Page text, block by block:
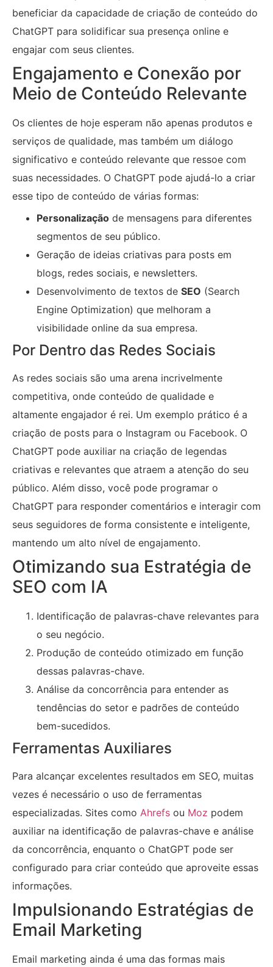
beneficiar da capacidade de criação de conteúdo do
ChatGPT para solidificar sua presença online e
engajar com seus clientes.
Engajamento e Conexão por
Meio de Conteúdo Relevante
Os clientes de hoje esperam não apenas produtos e
serviços de qualidade, mas também um diálogo
significativo e conteúdo relevante que ressoe com
suas necessidades. O ChatGPT pode ajudá-lo a criar
esse tipo de conteúdo de várias formas:
Personalização de mensagens para diferentes
segmentos de seu público.
Geração de ideias criativas para posts em
blogs, redes sociais, e newsletters.
Desenvolvimento de textos de SEO (Search
Engine Optimization) que melhoram a
visibilidade online da sua empresa.
Por Dentro das Redes Sociais
As redes sociais são uma arena incrivelmente
competitiva, onde conteúdo de qualidade e
altamente engajador é rei. Um exemplo prático é a
criação de posts para o Instagram ou Facebook. O
ChatGPT pode auxiliar na criação de legendas
criativas e relevantes que atraem a atenção do seu
público. Além disso, você pode programar o
ChatGPT para responder comentários e interagir com
seus seguidores de forma consistente e inteligente,
mantendo um alto nível de engajamento.
Otimizando sua Estratégia de
SEO com IA
Identificação de palavras-chave relevantes para
o seu negócio.
Produção de conteúdo otimizado em função
dessas palavras-chave.
Análise da concorrência para entender as
tendências do setor e padrões de conteúdo
bem-sucedidos.
Ferramentas Auxiliares
Para alcançar excelentes resultados em SEO, muitas
vezes é necessário o uso de ferramentas
especializadas. Sites como Ahrefs ou Moz podem
auxiliar na identificação de palavras-chave e análise
da concorrência, enquanto o ChatGPT pode ser
configurado para criar conteúdo que aproveite essas
informações.
Impulsionando Estratégias de
Email Marketing
Email marketing ainda é uma das formas mais